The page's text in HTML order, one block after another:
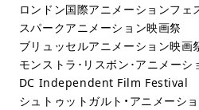
ロンドン国際アニメーションフェ
スパークアニメーション映画祭
ブリュッセルアニメーション映画
モンストラ･リスボン･アニメーシ
DC Independent Film Festival
シュトゥットガルト・アニメーシ